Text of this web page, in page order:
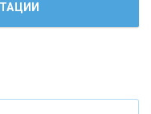
при цифровом